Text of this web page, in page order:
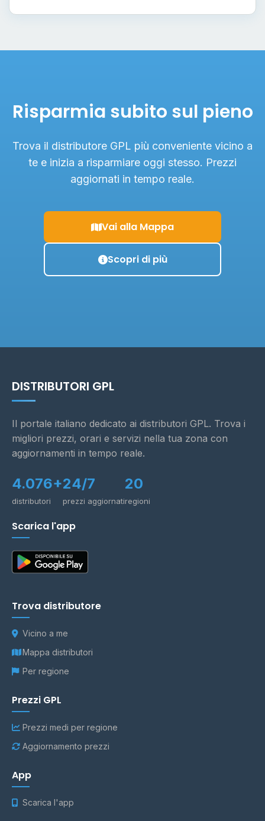
Risparmia subito sul pieno
Trova il distributore GPL più conveniente vicino a
te e inizia a risparmiare oggi stesso. Prezzi
aggiornati in tempo reale.
Vai alla Mappa
Scopri di più
DISTRIBUTORI GPL
Il portale italiano dedicato ai distributori GPL. Trova i
migliori prezzi, orari e servizi nella tua zona con
aggiornamenti in tempo reale.
4.076+
distributori
24/7
prezzi aggiornati
20
regioni
Scarica l'app
Trova distributore
Vicino a me
Mappa distributori
Per regione
Prezzi GPL
Prezzi medi per regione
Aggiornamento prezzi
App
Scarica l'app